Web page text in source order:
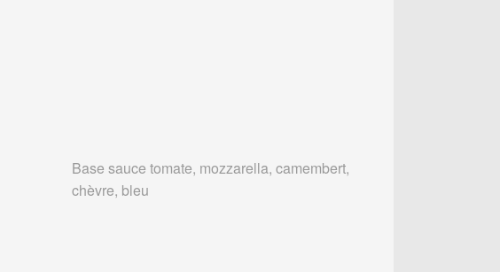
Base sauce tomate, mozzarella, camembert,
chèvre, bleu